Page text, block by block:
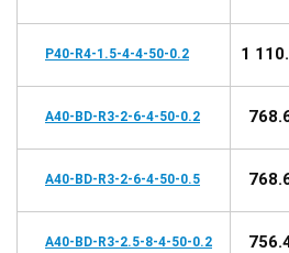
P40-R4-1.5-4-4-50-0.2 1
A40-BD-R3-2-6-4-50-0.2
A40-BD-R3-2-6-4-50-0.5
A40-BD-R3-2.5-8-4-50-0.2